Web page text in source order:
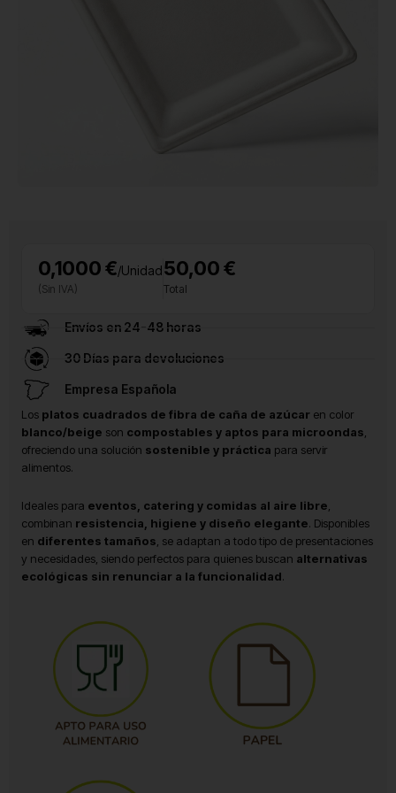
0,1000 €/Unidad
(Sin IVA)
50,00 €
Total
Envíos en 24-48 horas
30 Días para devoluciones
Empresa Española
Los platos cuadrados de fibra de caña de azúcar en color
blanco/beige son compostables y aptos para microondas
ofreciendo una solución sostenible y práctica para servir
alimentos.
Ideales para eventos, catering y comidas al aire libre
combinan resistencia, higiene y diseño elegante. Disponibles
en diferentes tamaños , se adaptan a todo tipo de presentaciones
y necesidades, siendo perfectos para quienes buscan alternativas
ecológicas sin renunciar a la funcionalidad.